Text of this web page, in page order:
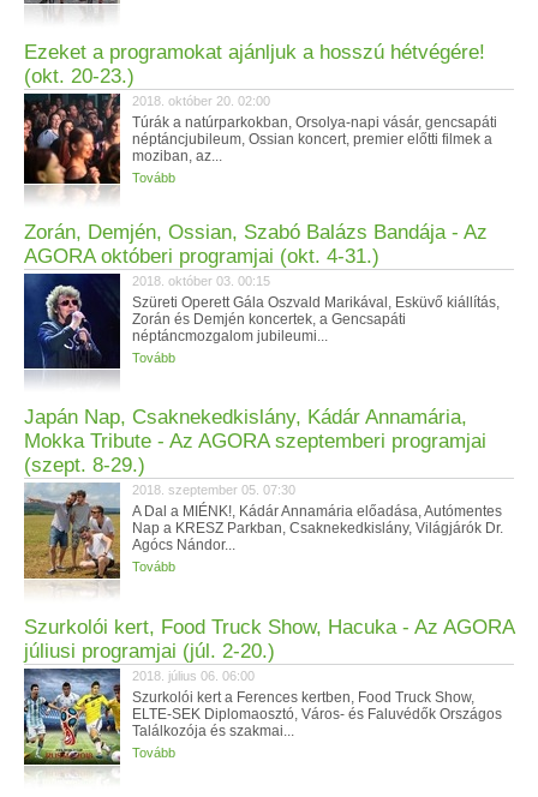
Ezeket a programokat ajánljuk a hosszú hétvégére!
(okt. 20-23.)
2018. október 20. 02:00
Túrák a natúrparkokban, Orsolya-napi vásár, gencsapáti
néptáncjubileum, Ossian koncert, premier előtti filmek a
moziban, az...
Tovább
Zorán, Demjén, Ossian, Szabó Balázs Bandája - Az
AGORA októberi programjai (okt. 4-31.)
2018. október 03. 00:15
Szüreti Operett Gála Oszvald Marikával, Esküvő kiállítás,
Zorán és Demjén koncertek, a Gencsapáti
néptáncmozgalom jubileumi...
Tovább
Japán Nap, Csaknekedkislány, Kádár Annamária,
Mokka Tribute - Az AGORA szeptemberi programjai
(szept. 8-29.)
2018. szeptember 05. 07:30
A Dal a MIÉNK!, Kádár Annamária előadása, Autómentes
Nap a KRESZ Parkban, Csaknekedkislány, Világjárók Dr.
Agócs Nándor...
Tovább
Szurkolói kert, Food Truck Show, Hacuka - Az AGORA
júliusi programjai (júl. 2-20.)
2018. július 06. 06:00
Szurkolói kert a Ferences kertben, Food Truck Show,
ELTE-SEK Diplomaosztó, Város- és Faluvédők Országos
Találkozója és szakmai...
Tovább